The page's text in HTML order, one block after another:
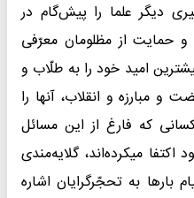
دیگر علما را پیش‌گام در
حمایت از مظلومان معرّفی
امید خود را به طلّاب و
و مبارزه و انقلاب، آنها را
که فارغ از این مسائل
میکرده‌اند، گلایه‌مندی
بارها به تحجّرگرایان اشاره